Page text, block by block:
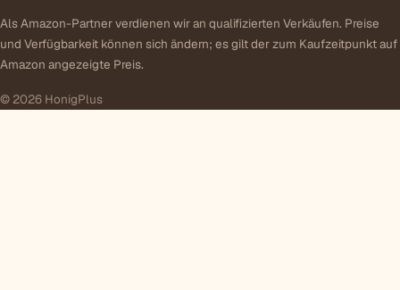
Als Amazon-Partner verdienen wir an qualifizierten Verkäufen. Preise
und Verfügbarkeit können sich ändern; es gilt der zum Kaufzeitpunkt auf
Amazon angezeigte Preis.
© 2026 HonigPlus